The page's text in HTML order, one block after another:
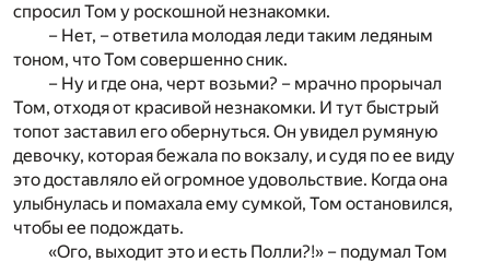
спросил Том у роскошной незнакомки.
– Нет, – ответила молодая леди таким ледяным
тоном, что Том совершенно сник.
– Ну и где она, черт возьми? – мрачно прорычал
Том, отходя от красивой незнакомки. И тут быстрый
топот заставил его обернуться. Он увидел румяную
девочку, которая бежала по вокзалу, и судя по ее виду
это доставляло ей огромное удовольствие. Когда она
улыбнулась и помахала ему сумкой, Том остановился,
чтобы ее подождать.
«Ого, выходит это и есть Полли?!» – подумал Том